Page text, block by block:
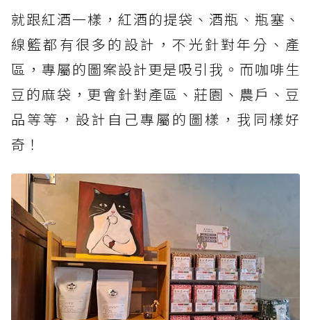
就跟紅酒一樣，紅酒的提袋、酒瓶、瓶塞、
線籃都有很多的設計，不光針對年分、產
區，專屬的圖案設計更是吸引我。而咖啡生
豆的麻袋，更會針對產區、莊園、農戶、豆
品等等，設計自己專屬的圖樣，我同樣好
奇！